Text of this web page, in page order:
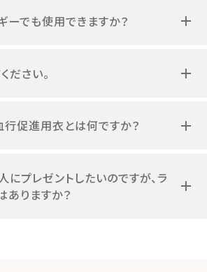
ーでも使用できますか？
ださい。
促進用衣とは何ですか？
にプレゼントしたいのですが、ラ
ありますか？